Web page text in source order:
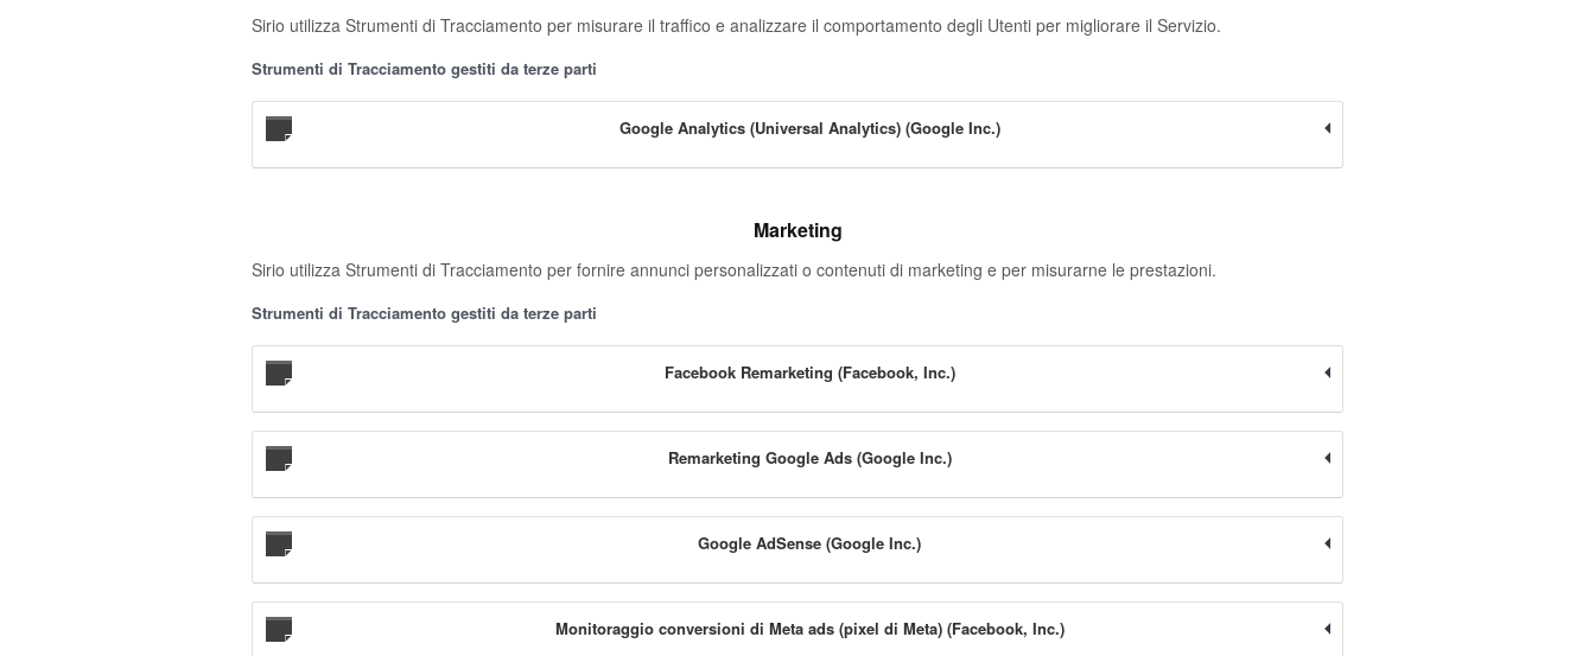
Sirio utilizza Strumenti di Tracciamento per misurare il traffico e analizzare il comportamento degli Utenti per migliorare il Servizio.
Strumenti di Tracciamento gestiti da terze parti
Google Analytics (Universal Analytics) (Google Inc.)
Marketing
Sirio utilizza Strumenti di Tracciamento per fornire annunci personalizzati o contenuti di marketing e per misurarne le prestazioni.
Strumenti di Tracciamento gestiti da terze parti
Facebook Remarketing (Facebook, Inc.)
Remarketing Google Ads (Google Inc.)
Google AdSense (Google Inc.)
Monitoraggio conversioni di Meta ads (pixel di Meta) (Facebook, Inc.)